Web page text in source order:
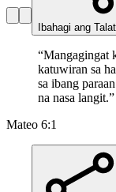
Ibahagi ang
“Mangagingat
katuwiran sa
sa ibang
na nasa langit.”
Mateo 6:1